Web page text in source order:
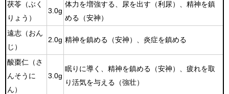
茯苓（ぶく
りょう）
3.0g
体力を増強する、尿を出す（利尿）、精神を鎮
める（安神）
遠志（おん
じ）
2.0g 精神を鎮める（安神）、炎症を鎮める
酸棗仁（さ
んそうに
ん）
3.0g
眠りに導く、精神を鎮める（安神）、疲れを取
り活気を与える（強壮）